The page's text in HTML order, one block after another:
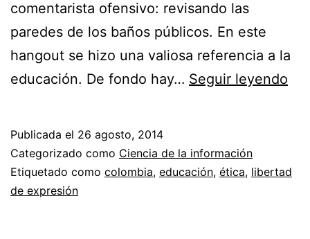
comentarista ofensivo: revisando las
paredes de los baños públicos. En este
hangout se hizo una valiosa referencia a la
educación. De fondo hay… Seguir leyendo
Publicada el 26 agosto, 2014
Categorizado como Ciencia de la información
Etiquetado como colombia, educación, ética, libertad
de expresión